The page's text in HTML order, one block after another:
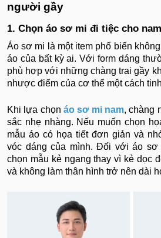
người gầy
1. Chọn áo sơ mi đi tiệc cho
Áo sơ mi là một item phổ biến
áo của bất kỳ ai. Với form dáng
phù hợp với những chàng trai gầy
nhược điểm của cơ thể một cách
Khi lựa chọn áo sơ mi nam, chàng
sắc nhẹ nhàng. Nếu muốn chọn
mẫu áo có họa tiết đơn giản và
vóc dáng của mình. Đối với áo sơ
chọn mẫu kẻ ngang thay vì kẻ dọc
và không làm thân hình trở nên dài